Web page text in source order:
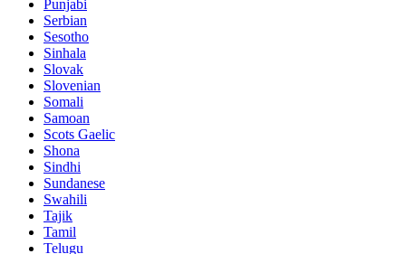
Punjabi
Serbian
Sesotho
Sinhala
Slovak
Slovenian
Somali
Samoan
Scots Gaelic
Shona
Sindhi
Sundanese
Swahili
Tajik
Tamil
Telugu